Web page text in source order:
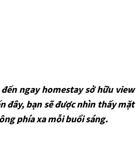
ngay homestay sở hữu view
đây, bạn sẽ được nhìn thấy mặt
phía xa mỗi buổi sáng.